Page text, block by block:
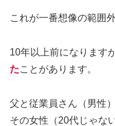
これが一番想像の範囲
10年以上前になりますが
たことがあります。
父と従業員さん（男性
その女性（20代じゃな